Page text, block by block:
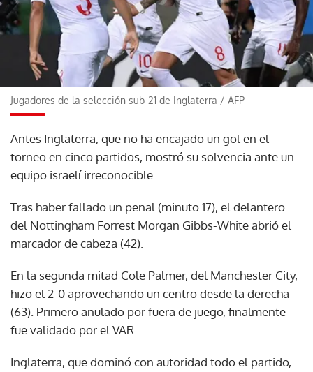
Jugadores de la selección sub-21 de Inglaterra / AFP
Antes Inglaterra, que no ha encajado un gol en el
torneo en cinco partidos, mostró su solvencia ante un
equipo israelí irreconocible.
Tras haber fallado un penal (minuto 17), el delantero
del Nottingham Forrest Morgan Gibbs-White abrió el
marcador de cabeza (42).
En la segunda mitad Cole Palmer, del Manchester City,
hizo el 2-0 aprovechando un centro desde la derecha
(63). Primero anulado por fuera de juego, finalmente
fue validado por el VAR.
Inglaterra, que dominó con autoridad todo el partido,